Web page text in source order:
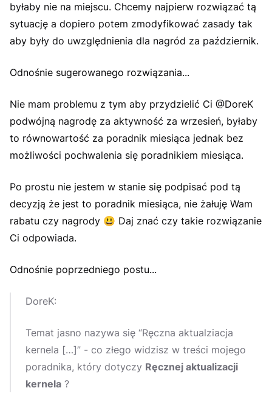
byłaby nie na miejscu. Chcemy najpierw rozwiązać tą
sytuację a dopiero potem zmodyfikować zasady tak
aby były do uwzględnienia dla nagród za październik.
Odnośnie sugerowanego rozwiązania...
Nie mam problemu z tym aby przydzielić Ci @DoreK
podwójną nagrodę za aktywność za wrzesień, byłaby
to równowartość za poradnik miesiąca jednak bez
możliwości pochwalenia się poradnikiem miesiąca.
Po prostu nie jestem w stanie się podpisać pod tą
decyzją że jest to poradnik miesiąca, nie żałuję Wam
rabatu czy nagrody 😃 Daj znać czy takie rozwiązanie
Ci odpowiada.
Odnośnie poprzedniego postu...
DoreK:
Temat jasno nazywa się “Ręczna aktualziacja
kernela […]” - co złego widzisz w treści mojego
poradnika, który dotyczy Ręcznej aktualizacji
kernela ?